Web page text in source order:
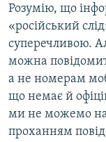
Розумію, що
«російський
суперечливою.
можна
а не номерам
що немає й
ми не можемо
проханням